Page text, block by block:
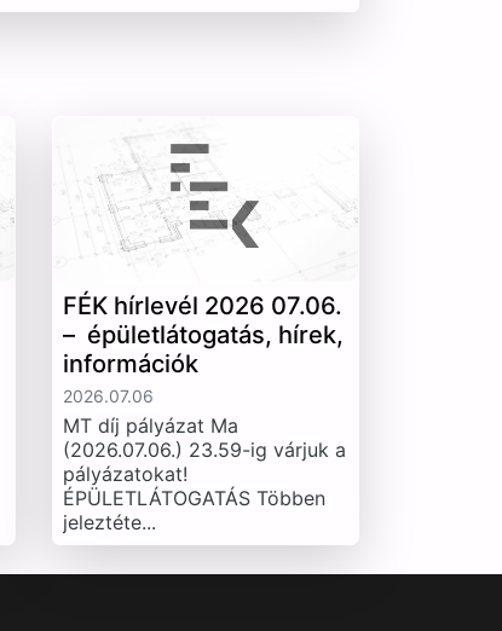
FÉK hírlevél 2026 07.06.
– épületlátogatás, hírek,
információk
2026.07.06
MT díj pályázat Ma
(2026.07.06.) 23.59-ig várjuk a
pályázatokat!
ÉPÜLETLÁTOGATÁS Többen
jeleztéte...